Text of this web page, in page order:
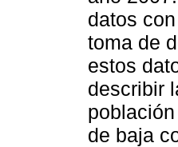
datos
toma de
estos
describir
de baja